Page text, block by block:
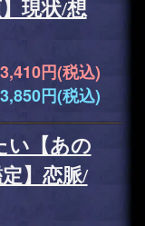
現状/想
円(税込)
円(税込)
い【あの
】恋脈/